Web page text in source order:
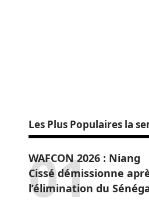
Les Plus Populaires la
WAFCON 2026 : Niang
Cissé démissionne
l’élimination du